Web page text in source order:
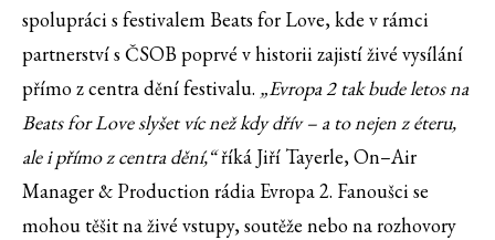
spolupráci s festivalem Beats for Love, kde v rámci
partnerství s ČSOB poprvé v historii zajistí živé vysílání
přímo z centra dění festivalu. „Evropa 2 tak bude letos na
Beats for Love slyšet víc než kdy dřív – a to nejen z éteru,
ale i přímo z centra dění,“říká Jiří Tayerle, On–Air
Manager & Production rádia Evropa 2. Fanoušci se
mohou těšit na živé vstupy, soutěže nebo na rozhovory